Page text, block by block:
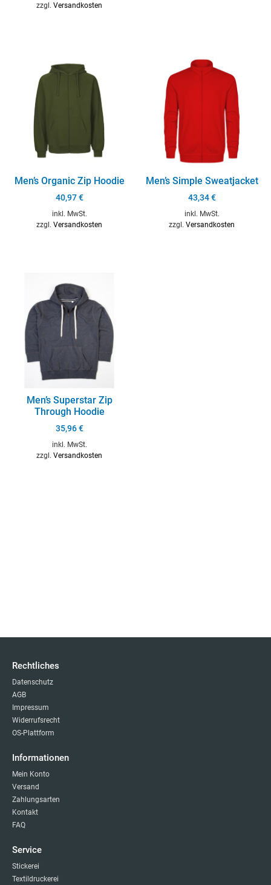
zzgl. Versandkosten
Men’s Organic Zip Hoodie
40,97€
inkl. MwSt.
zzgl. Versandkosten
Men’s Simple Sweatjacket
43,34€
inkl. MwSt.
zzgl. Versandkosten
Men’s Superstar Zip
Through Hoodie
35,96€
inkl. MwSt.
zzgl. Versandkosten
Rechtliches
Datenschutz
AGB
Impressum
Widerrufsrecht
OS-Plattform
Informationen
Mein Konto
Versand
Zahlungsarten
Kontakt
FAQ
Service
Stickerei
Textildruckerei